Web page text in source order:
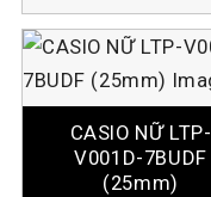
CASIO NỮ LTP-
V001D-7BUDF
(25mm)